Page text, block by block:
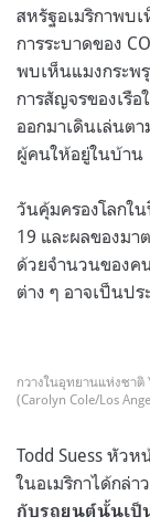
สหรัฐอเมริกาพบ
การระบาดของ
พบเห็นแมงกระพ
การสัญจรของเรื
ออกมาเดินเล่นต
ผู้คนให้อยู่ในบ้าน
วันคุ้มครองโลกใ
19 และผลของมา
ด้วยจำนวนของค
ต่าง ๆ อาจเป็นป
กวางในอุทยานแห่งชาติ
(Carolyn Cole/Los
Todd Suess หัว
ในอเมริกาได้กล่า
กับรถยนต์นั้นเ